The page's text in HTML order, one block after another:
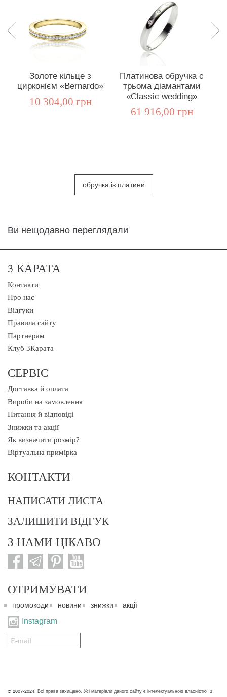
Золоте кільце з
цирконієм «Bernardo»
10 304,00 грн
Платинова обручка c
трьома діамантами
«Classic wedding»
61 916,00 грн
обручка із платини
Ви нещодавно переглядали
3 КАРАТА
Контакти
Про нас
Відгуки
Правила сайту
Партнерам
Клуб 3Карата
СЕРВІС
Доставка й оплата
Вироби на замовлення
Питання й відповіді
Знижки та акції
Як визначити розмір?
Віртуальна примірка
КОНТАКТИ
НАПИСАТИ ЛИСТА
ЗАЛИШИТИ ВІДГУК
З НАМИ ЦІКАВО
ОТРИМУВАТИ
промокоди новини знижки акції
Instagram
Подписаться
на
© 2007-2024. Всі права захищено. Усі матеріали даного сайту є інтелектуальною власністю "3